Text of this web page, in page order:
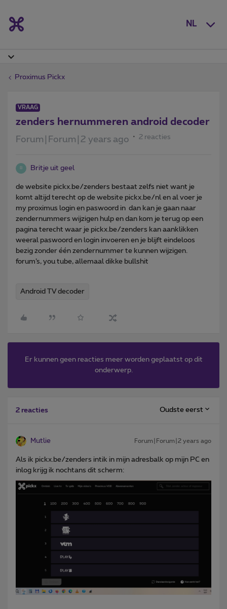
NL
Proximus Pickx
VRAAG
zenders hernummeren android decoder
Forum|Forum|2 years ago 2 reacties
B Britje uit geel
de website pickx.be/zenders bestaat zelfs niet want je
komt altijd terecht op de website pickx.be/nl en al voer je
my proximus login en paswoord in dan kan je gaan naar
zendernummers wijzigen hulp en dan kom je terug op een
pagina terecht waar je pickx.be/zenders kan aanklikken
weeral paswoord en login invoeren en je blijft eindeloos
bezig zonder één zendernummer te kunnen wijzigen.
forum’s, you tube, allemaal dikke bullshit
Android TV decoder
Er kunnen geen reacties meer worden geplaatst op dit
onderwerp.
2 reacties Oudste eerst
Mutlie Forum|Forum|2 years ago
Als ik pickx.be/zenders intik in mijn adresbalk op mijn PC en
inlog krijg ik nochtans dit scherm: